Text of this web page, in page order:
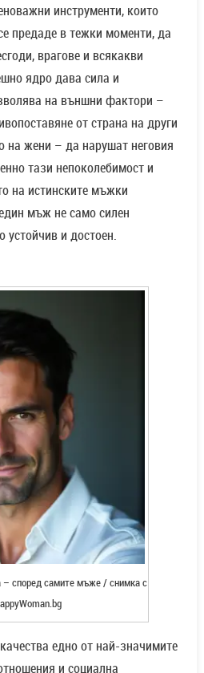
инструменти, които
предаде в тежки моменти, да
врагове и всякакви
ядро дава сила и
на външни фактори –
от страна на други
на жени – да нарушат неговия
тази непоколебимост и
на истинските мъжки
мъж не само силен
и достоен.
според самите мъже / снимка с
едно от най-значимите
и социална